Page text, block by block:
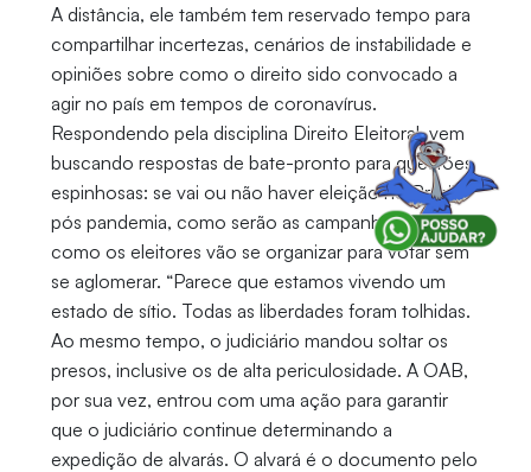
A distância, ele também tem reservado tempo para
compartilhar incertezas, cenários de instabilidade e
opiniões sobre como o direito sido convocado a
agir no país em tempos de coronavírus.
Respondendo pela disciplina Direito Eleitoral, vem
buscando respostas de bate-pronto para questões
espinhosas: se vai ou não haver eleição no Brasil
pós pandemia, como serão as campanhas, ou
como os eleitores vão se organizar para votar sem
se aglomerar. “Parece que estamos vivendo um
estado de sítio. Todas as liberdades foram tolhidas.
Ao mesmo tempo, o judiciário mandou soltar os
presos, inclusive os de alta periculosidade. A OAB,
por sua vez, entrou com uma ação para garantir
que o judiciário continue determinando a
expedição de alvarás. O alvará é o documento pelo